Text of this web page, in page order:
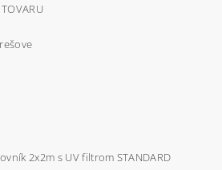
2x2m s UV filtrom STANDARD